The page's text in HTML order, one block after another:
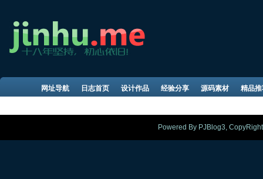
网址导航 日志首页 设计作品 经验分享 源码素材 精品
Powered By PJBlog3,